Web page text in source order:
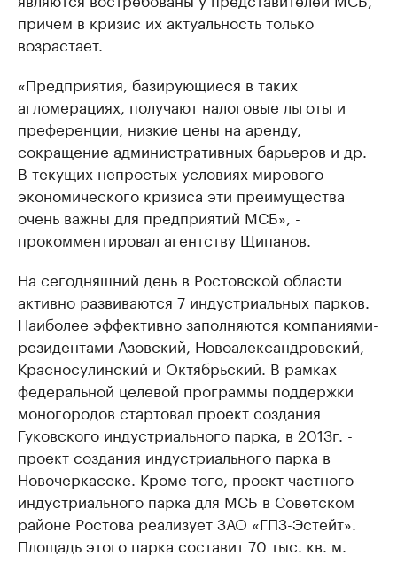
причем в кризис их актуальность только
возрастает.
«Предприятия, базирующиеся в таких
агломерациях, получают налоговые льготы и
преференции, низкие цены на аренду,
сокращение административных барьеров и др.
В текущих непростых условиях мирового
экономического кризиса эти преимущества
очень важны для предприятий МСБ», -
прокомментировал агентству Щипанов.
На сегодняшний день в Ростовской области
активно развиваются 7 индустриальных парков.
Наиболее эффективно заполняются компаниями-
резидентами Азовский, Новоалександровский,
Красносулинский и Октябрьский. В рамках
федеральной целевой программы поддержки
моногородов стартовал проект создания
Гуковского индустриального парка, в 2013г. -
проект создания индустриального парка в
Новочеркасске. Кроме того, проект частного
индустриального парка для МСБ в Советском
районе Ростова реализует ЗАО «ГПЗ-Эстейт».
Площадь этого парка составит 70 тыс. кв. м.